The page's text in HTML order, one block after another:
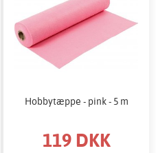
Hobbytæppe - pink - 5 m
119 DKK